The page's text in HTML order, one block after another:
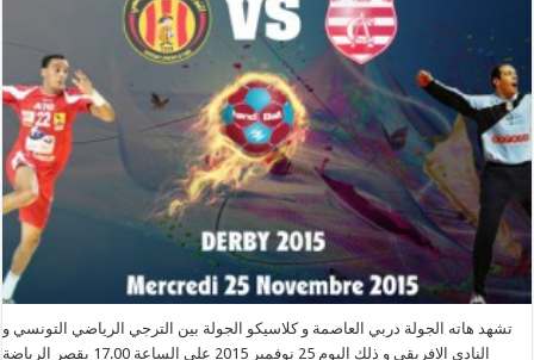
تشهد هاته الجولة دربي العاصمة و كلاسيكو الجولة بين الترجي الرياضي التونسي و
النادي الافريقي و ذلك اليوم 25 نوفمبر 2015 على الساعة 17.00 بقصر الرياضة